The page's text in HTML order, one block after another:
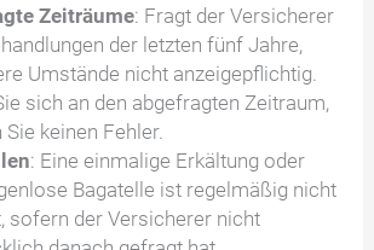
Zeiträume: Fragt der Versicherer
der letzten fünf Jahre,
Umstände nicht anzeigepflichtig.
sich an den abgefragten Zeitraum,
keinen Fehler.
: Eine einmalige Erkältung oder
Bagatelle ist regelmäßig nicht
sofern der Versicherer nicht